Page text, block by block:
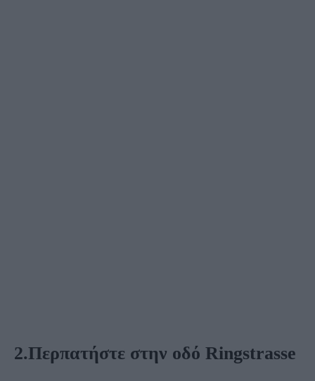
2.Περπατήστε στην οδό Ringstrasse